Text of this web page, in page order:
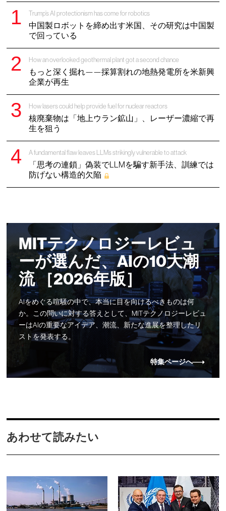
Trump’s AI protectionism has come for robotics
中国製ロボットを締め出す米国、その研究は中国製
で回っている
How an overlooked geothermal plant got a second chance
もっと深く掘れ——採算割れの地熱発電所を米新興
企業が再生
How lasers could help provide fuel for nuclear reactors
核廃棄物は「地上ウラン鉱山」、レーザー濃縮で再
生を狙う
A fundamental flaw leaves LLMs strikingly vulnerable to attack
「思考の連鎖」偽装でLLMを騙す新手法、訓練では
防げない構造的欠陥
MITテクノロジーレビュ
ーが選んだ、AIの10大潮
流 ［2026年版］
AIをめぐる喧騒の中で、本当に目を向けるべきものは何
か。この問いに対する答えとして、MITテクノロジーレビュ
ーはAIの重要なアイデア、潮流、新たな進展を整理したリ
ストを発表する。
特集ページへ
あわせて読みたい